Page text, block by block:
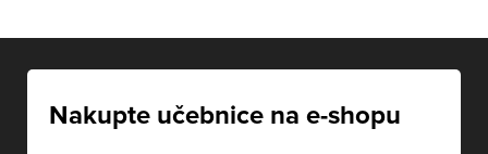
Nakupte učebnice na e-shopu